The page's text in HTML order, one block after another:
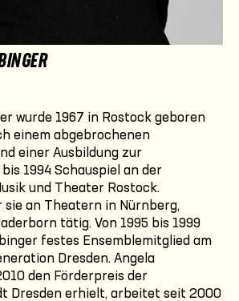
wurde 1967 in Rostock geboren
einem abgebrochenen
einer Ausbildung zur
1994 Schauspiel an der
und Theater Rostock.
sie an Theatern in Nürnberg,
tätig. Von 1995 bis 1999
festes Ensemblemitglied am
Dresden. Angela
den Förderpreis der
Dresden erhielt, arbeitet seit 2000